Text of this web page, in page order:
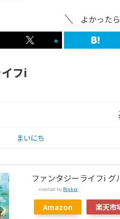
よかった
フi
まいにち
ファンタジーライフi グ
created by Rinker
Amazon 楽天市